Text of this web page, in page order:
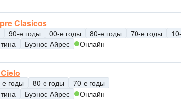
Clasicos
90-е годы 00-е годы 80-е годы 70-е годы
Буэнос-Айрес Онлайн
е годы 80-е годы
70-е годы
Буэнос-Айрес Онлайн